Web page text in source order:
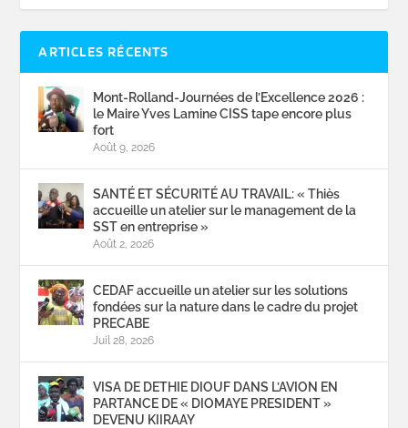
ARTICLES RÉCENTS
Mont-Rolland-Journées de l’Excellence 2026 :
le Maire Yves Lamine CISS tape encore plus
fort
Août 9, 2026
SANTÉ ET SÉCURITÉ AU TRAVAIL: « Thiès
accueille un atelier sur le management de la
SST en entreprise »
Août 2, 2026
CEDAF accueille un atelier sur les solutions
fondées sur la nature dans le cadre du projet
PRECABE
Juil 28, 2026
VISA DE DETHIE DIOUF DANS L’AVION EN
PARTANCE DE « DIOMAYE PRESIDENT »
DEVENU KIIRAAY